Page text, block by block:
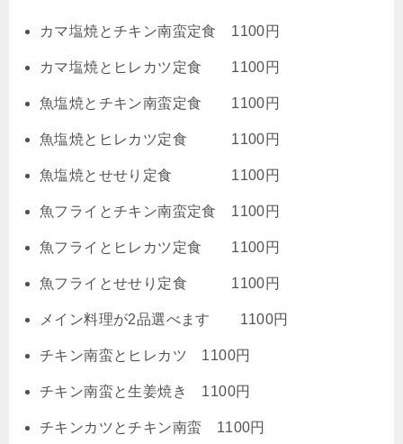
カマ塩焼とチキン南蛮定食 1100円
カマ塩焼とヒレカツ定食 1100円
魚塩焼とチキン南蛮定食 1100円
魚塩焼とヒレカツ定食 1100円
魚塩焼とせせり定食 1100円
魚フライとチキン南蛮定食 1100円
魚フライとヒレカツ定食 1100円
魚フライとせせり定食 1100円
メイン料理が2品選べます 1100円
チキン南蛮とヒレカツ 1100円
チキン南蛮と生姜焼き 1100円
チキンカツとチキン南蛮 1100円